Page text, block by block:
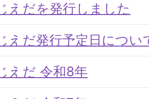
えだを発行しました
えだ発行予定日につい
えだ 令和8年